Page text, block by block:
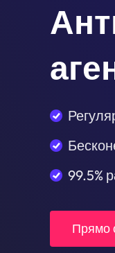
99.5%
Прямо